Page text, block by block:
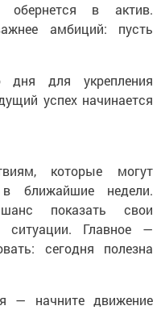
обернется в актив.
амбиций: пусть
дня для укрепления
успех начинается
которые могут
ближайшие недели.
показать свои
ситуации. Главное —
сегодня полезна
— начните движение